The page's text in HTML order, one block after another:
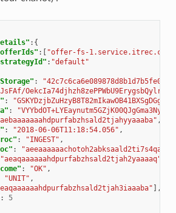
:{
:[
"offer-fs-
: "default"
:
:
:
,
: "2018-06-06T11:18:54.056" ,
: "INGEST" ,
:
"aeaqaaaaaahdpurfabzhsald2tjah2yaaaaq"
: "OK" ,
"UNIT" ,
],
:
5